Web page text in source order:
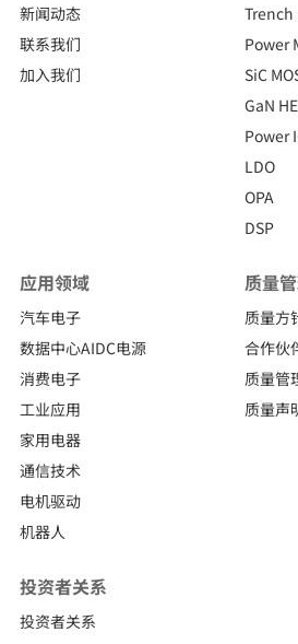
新闻动态
联系我们
加入我们
Trench
Power
SiC
GaN
Power
LDO
OPA
DSP
应用领域
汽车电子
数据中心AIDC电源
消费电子
工业应用
家用电器
通信技术
电机驱动
机器人
质量
质量方
合作伙
质量管
质量声
投资者关系
投资者关系